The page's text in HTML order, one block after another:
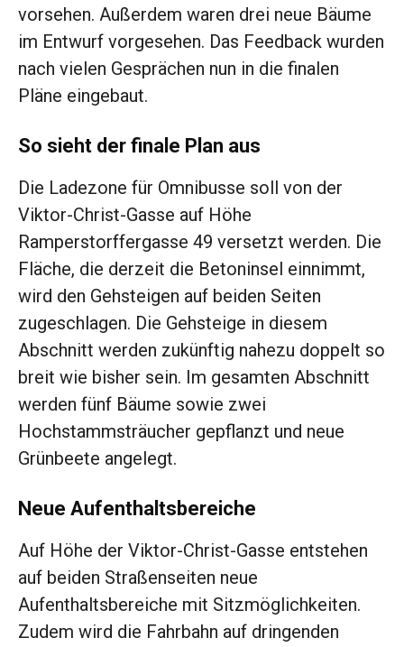
vorsehen. Außerdem waren drei neue Bäume
im Entwurf vorgesehen. Das Feedback wurden
nach vielen Gesprächen nun in die finalen
Pläne eingebaut.
So sieht der finale Plan aus
Die Ladezone für Omnibusse soll von der
Viktor-Christ-Gasse auf Höhe
Ramperstorffergasse 49 versetzt werden. Die
Fläche, die derzeit die Betoninsel einnimmt,
wird den Gehsteigen auf beiden Seiten
zugeschlagen. Die Gehsteige in diesem
Abschnitt werden zukünftig nahezu doppelt so
breit wie bisher sein. Im gesamten Abschnitt
werden fünf Bäume sowie zwei
Hochstammsträucher gepflanzt und neue
Grünbeete angelegt.
Neue Aufenthaltsbereiche
Auf Höhe der Viktor-Christ-Gasse entstehen
auf beiden Straßenseiten neue
Aufenthaltsbereiche mit Sitzmöglichkeiten.
Zudem wird die Fahrbahn auf dringenden